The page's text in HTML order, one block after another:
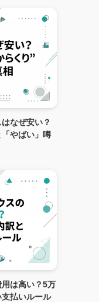
なぜ安い？
やばい」噂
用は高い？5万
払いルール